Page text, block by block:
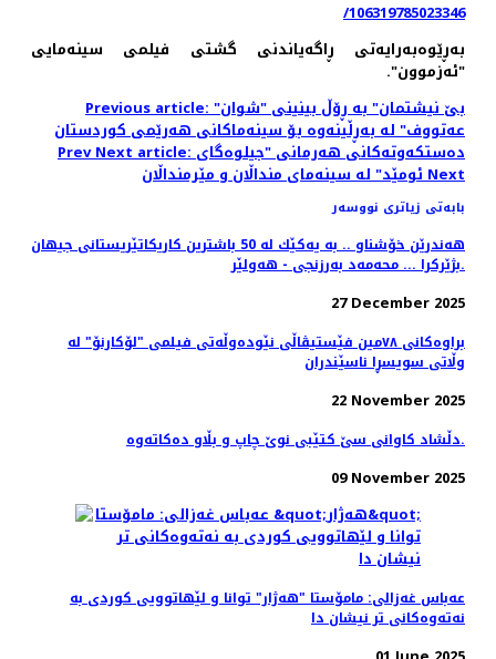
106319785023346/
بەڕێوەبەرایەتی ڕاگەیاندنی گشتی فیلمی سینەمایی
"ئەزموون".
Previous article: "بێ نیشتمان" بە ڕۆڵ بینینی "شوان
عەتووف" لە بەڕڵینەوە بۆ سینەماکانی هەرێمی کوردستان
PrevNext article: ده‌ستکه‌وته‌کانی هه‌رمانی "جیلوه‌گای
ئومێد" له‌ سینه‌مای منداڵان و مێرمنداڵانNext
بابەتی زیاتری نووسەر
هه‌ندرێن خۆشناو .. به‌ یه‌كێك له‌ 50 باشترین كاریكاتێریستانی جیهان
بژێركرا ... محه‌مه‌د به‌رزنجی - هه‌ولێر.
27 December 2025
براوه‌کانی ٧٨مین فێستیڤاڵی نێوده‌وڵه‌تی فیلمی "لۆکارنۆ" له
وڵاتی سویسڕا ناسێندران
22 November 2025
دڵشاد کاوانى سێ کتێبى نوێ چاپ و بڵاو دەکاتەوە.
09 November 2025
عەباس غەزالی: مامۆستا "هەژار" توانا و لێهاتوویی کوردی به
نەتەوەکانی تر نیشان دا